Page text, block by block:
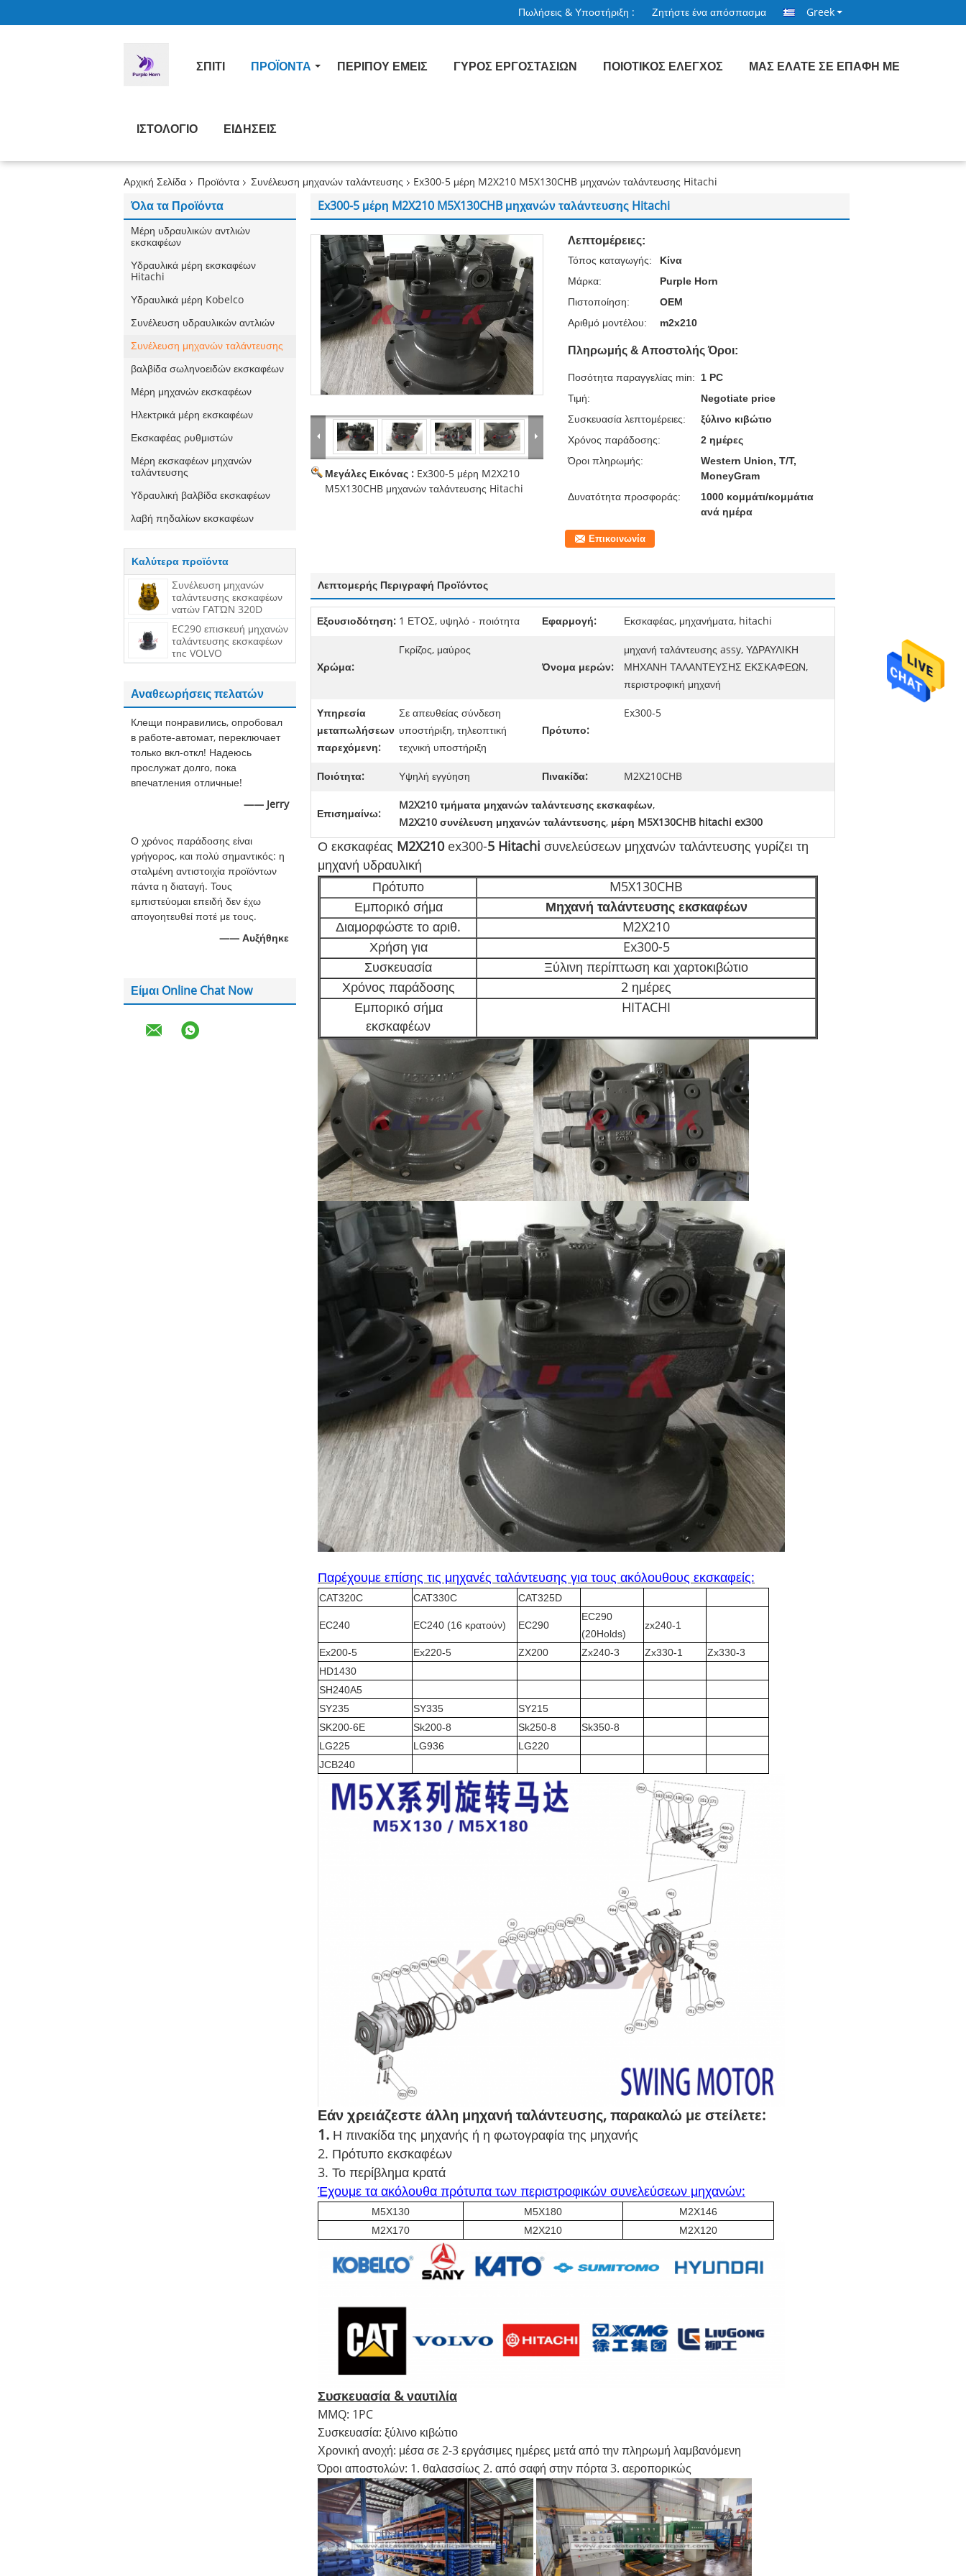
Πωλήσεις & Υποστήριξη : Ζητήστε ένα απόσπασμα Greek
ΣΠΊΤΙ ΠΡΟΪΌΝΤΑ ΠΕΡΊΠΟΥ ΕΜΕΊΣ ΓΎΡΟΣ ΕΡΓΟΣΤΑΣΊΩΝ ΠΟΙΟΤΙΚΌΣ ΈΛΕΓΧΟΣ ΜΑΣ ΕΛΆΤΕ ΣΕ ΕΠΑΦΉ ΜΕ
ΙΣΤΟΛΌΓΙΟ ΕΙΔΉΣΕΙΣ
Αρχική Σελίδα Προϊόντα Συνέλευση μηχανών ταλάντευσης Ex300-5 μέρη M2X210 M5X130CHB μηχανών ταλάντευσης Hitachi
Όλα τα Προϊόντα
Μέρη υδραυλικών αντλιών
εκσκαφέων
Υδραυλικά μέρη εκσκαφέων
Hitachi
Υδραυλικά μέρη Kobelco
Συνέλευση υδραυλικών αντλιών
Συνέλευση μηχανών ταλάντευσης
βαλβίδα σωληνοειδών εκσκαφέων
Μέρη μηχανών εκσκαφέων
Ηλεκτρικά μέρη εκσκαφέων
Εκσκαφέας ρυθμιστών
Μέρη εκσκαφέων μηχανών
ταλάντευσης
Υδραυλική βαλβίδα εκσκαφέων
λαβή πηδαλίων εκσκαφέων
Καλύτερα προϊόντα
Συνέλευση μηχανών
ταλάντευσης εκσκαφέων
γατών ΓΑΤΏΝ 320D
EC290 επισκευή μηχανών
ταλάντευσης εκσκαφέων
της VOLVO
Αναθεωρήσεις πελατών
Клещи понравились, опробовал
в работе-автомат, переключает
только вкл-откл! Надеюсь
прослужат долго, пока
впечатления отличные!
—— Jerry
Ο χρόνος παράδοσης είναι
γρήγορος, και πολύ σημαντικός: η
σταλμένη αντιστοιχία προϊόντων
πάντα η διαταγή. Τους
εμπιστεύομαι επειδή δεν έχω
απογοητευθεί ποτέ με τους.
—— Αυξήθηκε
Είμαι Online Chat Now
Ex300-5 μέρη M2X210 M5X130CHB μηχανών ταλάντευσης Hitachi
Μεγάλες Εικόνας : Ex300-5 μέρη M2X210
M5X130CHB μηχανών ταλάντευσης Hitachi
Λεπτομέρειες:
Τόπος καταγωγής:
Κίνα
Μάρκα:
Purple Horn
Πιστοποίηση:
OEM
Αριθμό μοντέλου:
m2x210
Πληρωμής & Αποστολής Όροι:
Ποσότητα παραγγελίας min:
1 PC
Τιμή:
Negotiate price
Συσκευασία λεπτομέρειες:
ξύλινο κιβώτιο
Χρόνος παράδοσης:
2 ημέρες
Όροι πληρωμής:
Western Union, T/T,
MoneyGram
Δυνατότητα προσφοράς:
1000 κομμάτι/κομμάτια
ανά ημέρα
Επικοινωνία
Λεπτομερής Περιγραφή Προϊόντος
Εξουσιοδότηση: 1 ΕΤΟΣ, υψηλό - ποιότητα Εφαρμογή: Εκσκαφέας, μηχανήματα, hitachi
Χρώμα:
Γκρίζος, μαύρος
Όνομα μερών:
μηχανή ταλάντευσης assy, ΥΔΡΑΥΛΙΚΗ
ΜΗΧΑΝΗ ΤΑΛΑΝΤΕΥΣΗΣ ΕΚΣΚΑΦΕΩΝ,
περιστροφική μηχανή
Υπηρεσία
μεταπωλήσεων
παρεχόμενη:
Σε απευθείας σύνδεση
υποστήριξη, τηλεοπτική
τεχνική υποστήριξη
Πρότυπο:
Ex300-5
Ποιότητα: Υψηλή εγγύηση Πινακίδα: M2X210CHB
Επισημαίνω:
M2X210 τμήματα μηχανών ταλάντευσης εκσκαφέων,
M2X210 συνέλευση μηχανών ταλάντευσης, μέρη M5X130CHB hitachi ex300
Ο εκσκαφέας M2X210ex300-5 Hitachi συνελεύσεων μηχανών ταλάντευσης γυρίζει τη
μηχανή υδραυλική
Πρότυπο
M5X130CHB
Εμπορικό σήμα
Μηχανή ταλάντευσης εκσκαφέων
Διαμορφώστε το αριθ.
M2X210
Χρήση για
Ex300-5
Συσκευασία
Ξύλινη περίπτωση και χαρτοκιβώτιο
Χρόνος παράδοσης
2 ημέρες
Εμπορικό σήμα
εκσκαφέων
HITACHI
Παρέχουμε επίσης τις μηχανές ταλάντευσης για τους ακόλουθους εκσκαφείς:
CAT320C CAT330C CAT325D
EC240 EC240 (16 κρατούν) EC290
EC290
(20Holds)
zx240-1
Ex200-5 Ex220-5 ZX200 Zx240-3 Zx330-1
Zx330-3
HD1430
SH240A5
SY235
SY335
SY215
SK200-6E
Sk200-8 Sk250-8
Sk350-8
LG225
LG936
LG220
JCB240
Εάν χρειάζεστε άλλη μηχανή ταλάντευσης, παρακαλώ με στείλετε:
1. Η πινακίδα της μηχανής ή η φωτογραφία της μηχανής
2. Πρότυπο εκσκαφέων
3. Το περίβλημα κρατά
Έχουμε τα ακόλουθα πρότυπα των περιστροφικών συνελεύσεων μηχανών:
M5X130 M5X180
M2X146
M2X170
M2X210 M2X120
Συσκευασία & ναυτιλία
MMQ: 1PC
Συσκευασία: ξύλινο κιβώτιο
Χρονική ανοχή: μέσα σε 2-3 εργάσιμες ημέρες μετά από την πληρωμή λαμβανόμενη
Όροι αποστολών: 1. θαλασσίως 2. από σαφή στην πόρτα 3. αεροπορικώς
.